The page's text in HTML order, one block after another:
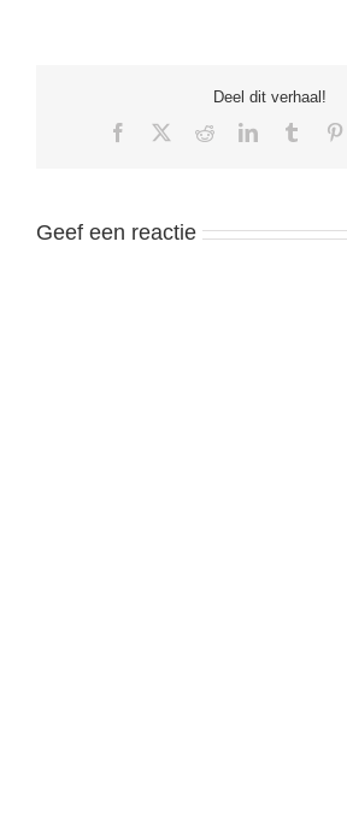
Deel dit verhaal!
Facebook RedditLinkedInTumblr
Geef een reactie